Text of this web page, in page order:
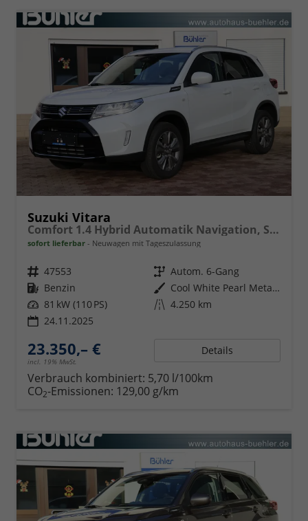
Suzuki Vitara
Comfort 1.4 Hybrid Automatik Navigation, Sitzheizung, 17" Alufelgen, Rückfahrkamera
sofort lieferbar Neuwagen mit Tageszulassung
Fahrzeugnr. 47553 Getriebe Autom. 6-Gang
Kraftstoff Benzin Außenfarbe
Cool White Pearl Metallic
Leistung 81 kW (110 PS) Kilometerstand 4.250 km
24.11.2025
23.350,– €
incl. 19% MwSt.
Details
Verbrauch kombiniert: 5,70 l/100km
CO2-Emissionen: 129,00 g/km